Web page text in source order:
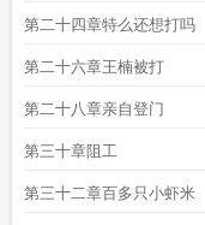
第二十四章特么还想打吗
第二十六章王楠被打
第二十八章亲自登门
第三十章阻工
第三十二章百多只小虾米